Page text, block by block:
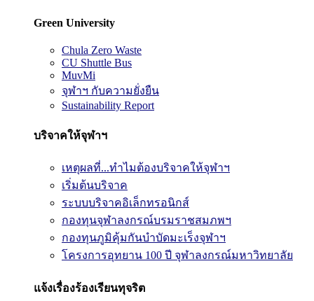
Green University
Chula Zero Waste
CU Shuttle Bus
MuvMi
จุฬาฯ กับความยั่งยืน
Sustainability Report
บริจาคให้จุฬาฯ
เหตุผลที่...ทำไมต้องบริจาคให้จุฬาฯ
เริ่มต้นบริจาค
ระบบบริจาคอิเล็กทรอนิกส์
กองทุนจุฬาลงกรณ์บรมราชสมภพฯ
กองทุนภูมิคุ้มกันบำบัดมะเร็งจุฬาฯ
โครงการอุทยาน 100 ปี จุฬาลงกรณ์มหาวิทยาลัย
แจ้งเรื่องร้องเรียนทุจริต